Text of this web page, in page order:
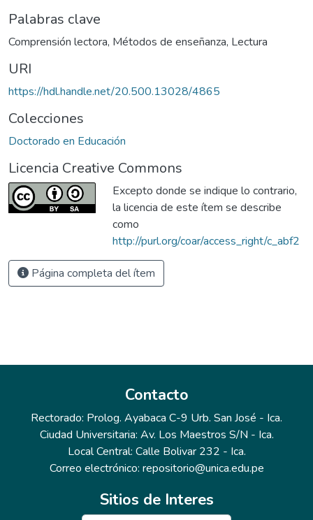
Palabras clave
Comprensión lectora, Métodos de enseñanza, Lectura
URI
https://hdl.handle.net/20.500.13028/4865
Colecciones
Doctorado en Educación
Licencia Creative Commons
Excepto donde se indique lo contrario,
la licencia de este ítem se describe
como
http://purl.org/coar/access_right/c_abf2
Página completa del ítem
Contacto
Rectorado: Prolog. Ayabaca C-9 Urb. San José - Ica.
Ciudad Universitaria: Av. Los Maestros S/N - Ica.
Local Central: Calle Bolivar 232 - Ica.
Correo electrónico: repositorio@unica.edu.pe
Sitios de Interes